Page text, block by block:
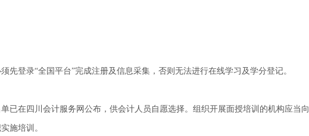
先登录“全国平台”完成注册及信息采集，否则无法进行在线学习及学分登记。
已在四川会计服务网公布，供会计人员自愿选择。组织开展面授培训的机构应当
施培训。